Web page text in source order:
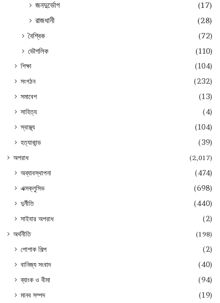
জনদুর্ভোগ
(17)
রাজধানী
(28)
বৈশ্বিক
(72)
ভৌগলিক
(110)
শিক্ষা
(104)
সংগঠন
(232)
সমাবেশ
(13)
সাহিত্য
(4)
স্বাস্থ্য
(104)
হত্যাকান্ড
(39)
অপরাধ (2,017)
অব্যাবস্থাপনা
(474)
এক্সক্লুসিভ
(698)
দুর্নীতি
(440)
সাইবার অপরাধ
(2)
অর্থনীতি (198)
পোশাক শিল্প
(2)
বানিজ্য সংবাদ
(40)
ব্যাংক ও বীমা
(94)
মানব সম্পদ
(19)